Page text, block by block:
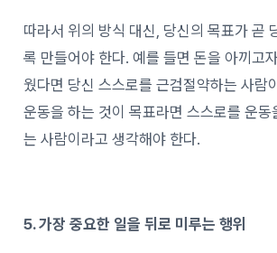
따라서 위의 방식 대신, 당신의 목표가 곧
록 만들어야 한다. 예를 들면 돈을 아끼고
웠다면 당신 스스로를 근검절약하는 사람
운동을 하는 것이 목표라면 스스로를 운동
는 사람이라고 생각해야 한다.
5. 가장 중요한 일을 뒤로 미루는 행위